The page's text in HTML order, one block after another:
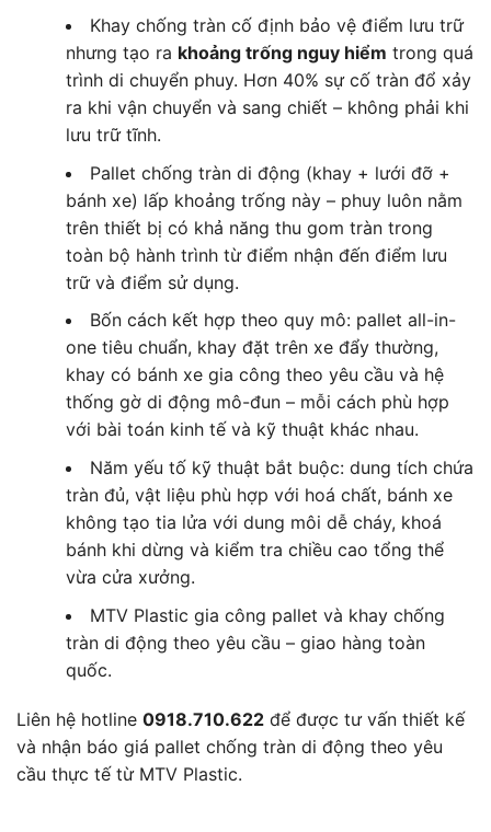
Khay chống tràn cố định bảo vệ điểm lưu trữ
nhưng tạo ra khoảng trống nguy hiểm trong quá
trình di chuyển phuy. Hơn 40% sự cố tràn đổ xảy
ra khi vận chuyển và sang chiết – không phải khi
lưu trữ tĩnh.
Pallet chống tràn di động (khay + lưới đỡ +
bánh xe) lấp khoảng trống này – phuy luôn nằm
trên thiết bị có khả năng thu gom tràn trong
toàn bộ hành trình từ điểm nhận đến điểm lưu
trữ và điểm sử dụng.
Bốn cách kết hợp theo quy mô: pallet all-in-
one tiêu chuẩn, khay đặt trên xe đẩy thường,
khay có bánh xe gia công theo yêu cầu và hệ
thống gờ di động mô-đun – mỗi cách phù hợp
với bài toán kinh tế và kỹ thuật khác nhau.
Năm yếu tố kỹ thuật bắt buộc: dung tích chứa
tràn đủ, vật liệu phù hợp với hoá chất, bánh xe
không tạo tia lửa với dung môi dễ cháy, khoá
bánh khi dừng và kiểm tra chiều cao tổng thể
vừa cửa xưởng.
MTV Plastic gia công pallet và khay chống
tràn di động theo yêu cầu – giao hàng toàn
quốc.
Liên hệ hotline 0918.710.622 để được tư vấn thiết kế
và nhận báo giá pallet chống tràn di động theo yêu
cầu thực tế từ MTV Plastic.